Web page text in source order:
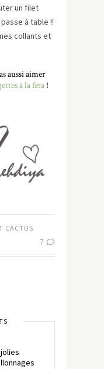
un filet
à table !!
collants et
aussi aimer
à la feta !
CACTUS
7